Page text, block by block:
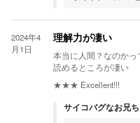
2024年4
月1日
理解力が凄い
本当に人間？なのか
読めるところが凄い
★★★ Excellent!!!
サイコバグなお兄